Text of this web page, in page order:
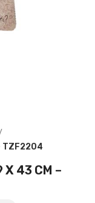
TZF2204
43 CM – T